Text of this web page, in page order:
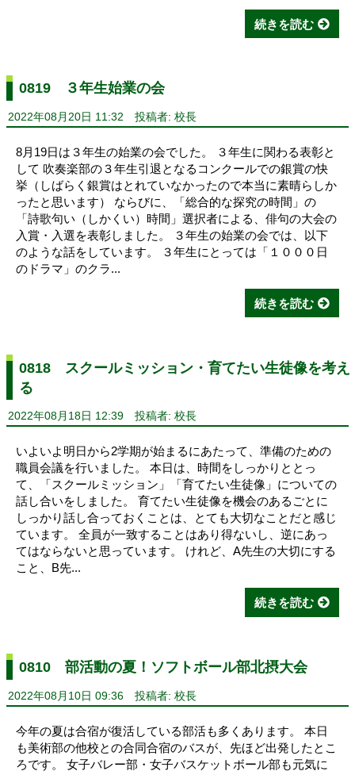
続きを読む
0819 ３年生始業の会
2022年08月20日 11:32 投稿者: 校長
8月19日は３年生の始業の会でした。 ３年生に関わる表彰と
して 吹奏楽部の３年生引退となるコンクールでの銀賞の快
挙（しばらく銀賞はとれていなかったので本当に素晴らしか
ったと思います） ならびに、「総合的な探究の時間」の
「詩歌句い（しかくい）時間」選択者による、俳句の大会の
入賞・入選を表彰しました。 ３年生の始業の会では、以下
のような話をしています。 ３年生にとっては「１０００日
のドラマ」のクラ...
続きを読む
0818 スクールミッション・育てたい生徒像を考え
る
2022年08月18日 12:39 投稿者: 校長
いよいよ明日から2学期が始まるにあたって、準備のための
職員会議を行いました。 本日は、時間をしっかりととっ
て、「スクールミッション」「育てたい生徒像」についての
話し合いをしました。 育てたい生徒像を機会のあるごとに
しっかり話し合っておくことは、とても大切なことだと感じ
ています。 全員が一致することはあり得ないし、逆にあっ
てはならないと思っています。 けれど、A先生の大切にする
こと、B先...
続きを読む
0810 部活動の夏！ソフトボール部北摂大会
2022年08月10日 09:36 投稿者: 校長
今年の夏は合宿が復活している部活も多くあります。 本日
も美術部の他校との合同合宿のバスが、先ほど出発したとこ
ろです。 女子バレー部・女子バスケットボール部も元気に